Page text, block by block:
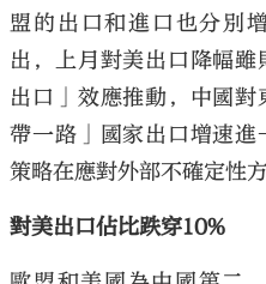
盟的出口和進口也分別
出，上月對美出口降幅
出口」效應推動，中國
帶一路」國家出口增速
策略在應對外部不確定性
對美出口佔比跌穿10%